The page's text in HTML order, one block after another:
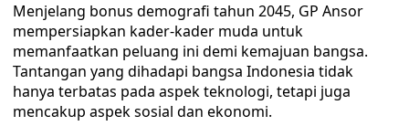
Menjelang bonus demografi tahun 2045, GP Ansor
mempersiapkan kader-kader muda untuk
memanfaatkan peluang ini demi kemajuan bangsa.
Tantangan yang dihadapi bangsa Indonesia tidak
hanya terbatas pada aspek teknologi, tetapi juga
mencakup aspek sosial dan ekonomi.